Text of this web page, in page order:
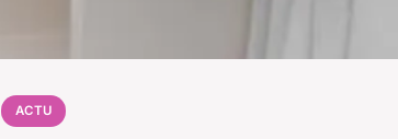
ACTU